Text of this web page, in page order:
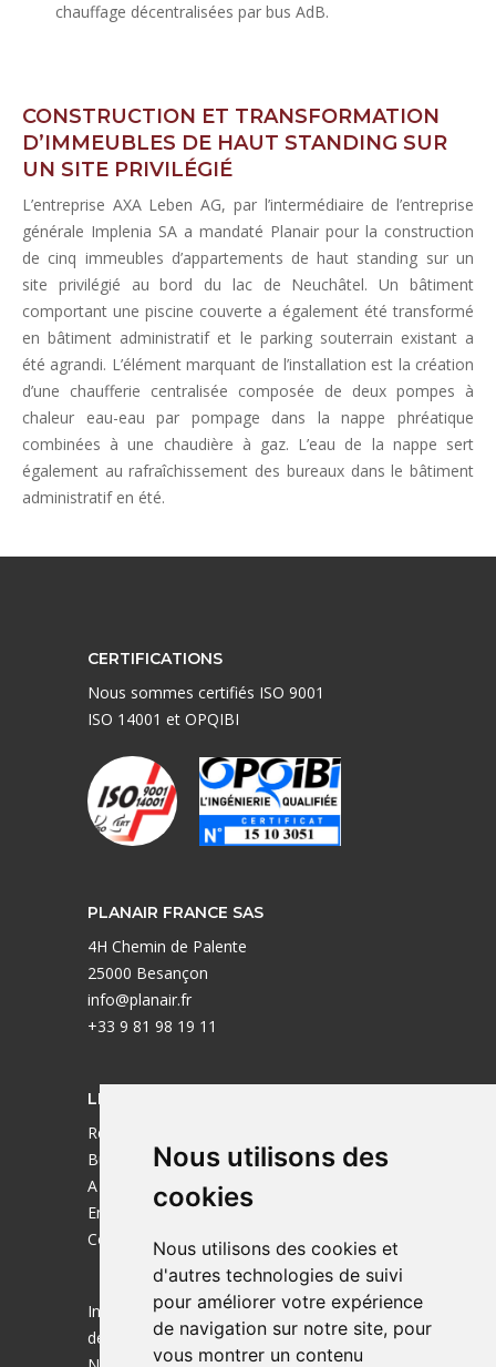
Nous utilisons des
cookies
Nous utilisons des cookies et
d'autres technologies de suivi
pour améliorer votre expérience
de navigation sur notre site, pour
vous montrer un contenu
chauffage décentralisées par bus AdB.
CONSTRUCTION ET TRANSFORMATION
D’IMMEUBLES DE HAUT STANDING SUR
UN SITE PRIVILÉGIÉ
L’entreprise AXA Leben AG, par l’intermédiaire de l’entreprise
générale Implenia SA a mandaté Planair pour la construction
de cinq immeubles d’appartements de haut standing sur un
site privilégié au bord du lac de Neuchâtel. Un bâtiment
comportant une piscine couverte a également été transformé
en bâtiment administratif et le parking souterrain existant a
été agrandi. L’élément marquant de l’installation est la création
d’une chaufferie centralisée composée de deux pompes à
chaleur eau-eau par pompage dans la nappe phréatique
combinées à une chaudière à gaz. L’eau de la nappe sert
également au rafraîchissement des bureaux dans le bâtiment
administratif en été.
CERTIFICATIONS
Nous sommes certifiés ISO 9001
ISO 14001 et OPQIBI
PLANAIR FRANCE SAS
4H Chemin de Palente
25000 Besançon
info@planair.fr
+33 9 81 98 19 11
LIENS UTILES
Réalisations
Bureaux
A propos
Emplois
Contact
Ingénieurs de la transition énergétique
depuis 1985.